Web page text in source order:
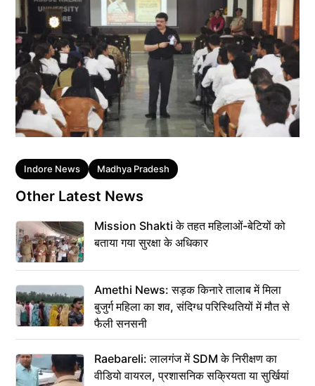
Tags
Indore News Madhya Pradesh
Other Latest News
Mission Shakti के तहत महिलाओं-बेटियों को
बताया गया सुरक्षा के अधिकार
Amethi News: सड़क किनारे तालाब में मिला
बुजुर्ग महिला का शव, संदिग्ध परिस्थितियों में मौत से
फैली सनसनी
Raebareli: लालगंज में SDM के निरीक्षण का
वीडियो वायरल, प्रशासनिक सक्रियता या सुर्खियां